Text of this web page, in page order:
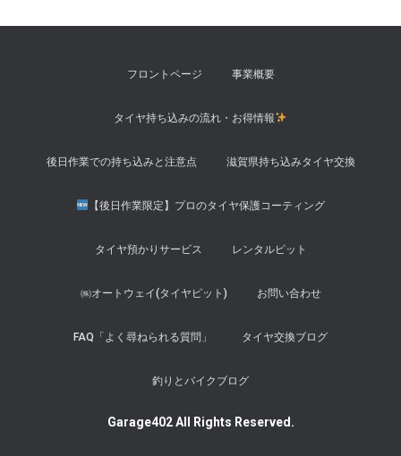
フロントページ 事業概要
タイヤ持ち込みの流れ・お得情報
後日作業での持ち込みと注意点 滋賀県持ち込みタイヤ交換
【後日作業限定】プロのタイヤ保護コーティング
タイヤ預かりサービス レンタルピット
㈱オートウェイ(タイヤピット) お問い合わせ
FAQ「よく尋ねられる質問」 タイヤ交換ブログ
釣りとバイクブログ
Garage402 All Rights Reserved.